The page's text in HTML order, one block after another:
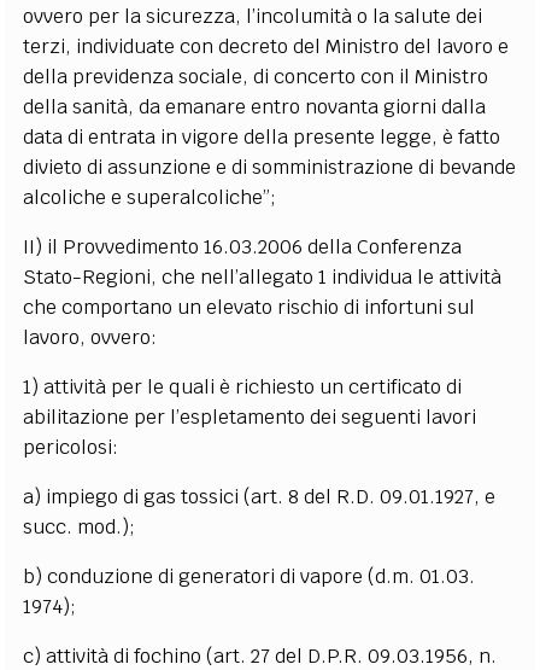
ovvero per la sicurezza, l’incolumità o la salute dei
terzi, individuate con decreto del Ministro del lavoro e
della previdenza sociale, di concerto con il Ministro
della sanità, da emanare entro novanta giorni dalla
data di entrata in vigore della presente legge, è fatto
divieto di assunzione e di somministrazione di bevande
alcoliche e superalcoliche”;
II) il Provvedimento 16.03.2006 della Conferenza
Stato-Regioni, che nell’allegato 1 individua le attività
che comportano un elevato rischio di infortuni sul
lavoro, ovvero:
1) attività per le quali è richiesto un certificato di
abilitazione per l’espletamento dei seguenti lavori
pericolosi:
a) impiego di gas tossici (art. 8 del R.D. 09.01.1927, e
succ. mod.);
b) conduzione di generatori di vapore (d.m. 01.03.
1974);
c) attività di fochino (art. 27 del D.P.R. 09.03.1956, n.